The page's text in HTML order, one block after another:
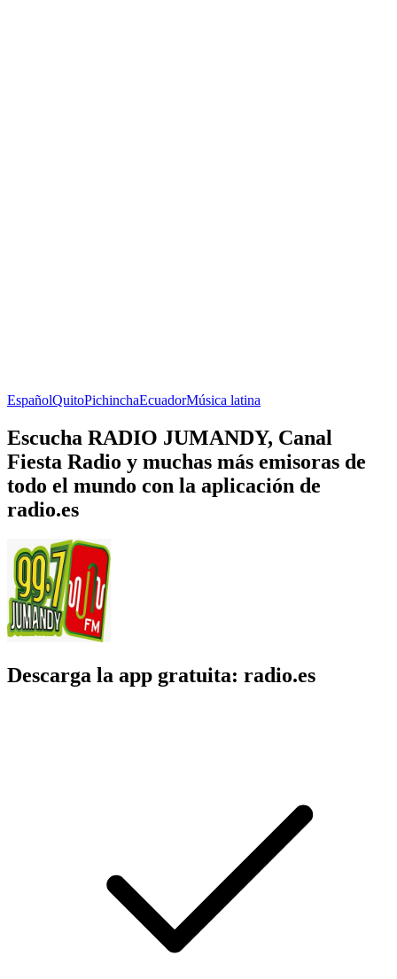
EspañolQuitoPichinchaEcuadorMúsica latina
Escucha RADIO JUMANDY, Canal
Fiesta Radio y muchas más emisoras de
todo el mundo con la aplicación de
radio.es
Descarga la app gratuita: radio.es